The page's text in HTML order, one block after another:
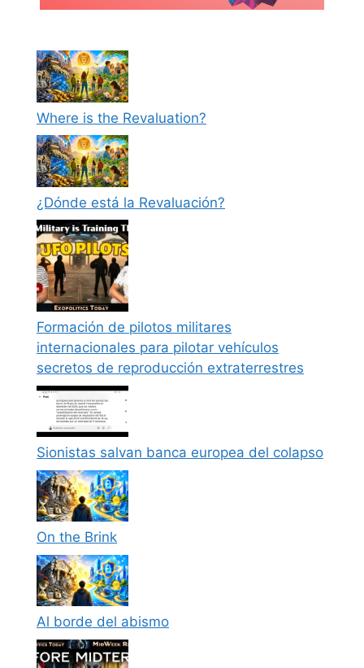
Where is the Revaluation?
¿Dónde está la Revaluación?
Formación de pilotos militares
internacionales para pilotar vehículos
secretos de reproducción extraterrestres
Sionistas salvan banca europea del colapso
On the Brink
Al borde del abismo